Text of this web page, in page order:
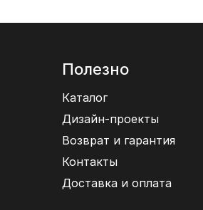
Полезно
Каталог
Дизайн-проекты
Возврат и гарантия
Контакты
Доставка и оплата